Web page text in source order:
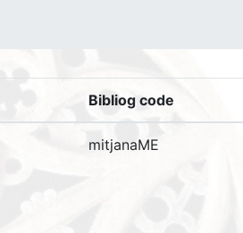
Bibliog code
mitjanaME